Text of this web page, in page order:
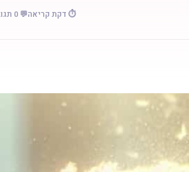
⏱️ דקת קריאה💬 0 תגובות